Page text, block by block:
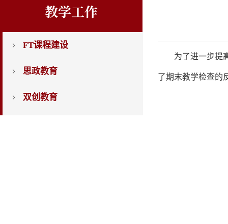
教学工作
FT课程建设
思政教育
双创教育
为了进一步提
了期末教学检查的